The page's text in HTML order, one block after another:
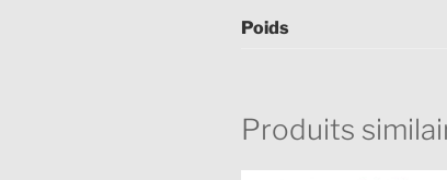
Poids
Produits